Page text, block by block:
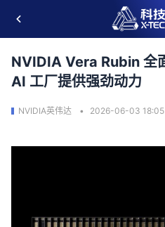
NVIDIA Vera Rubin 全
AI 工厂提供强劲动力
NVIDIA英伟达 2026-06-03 18:05